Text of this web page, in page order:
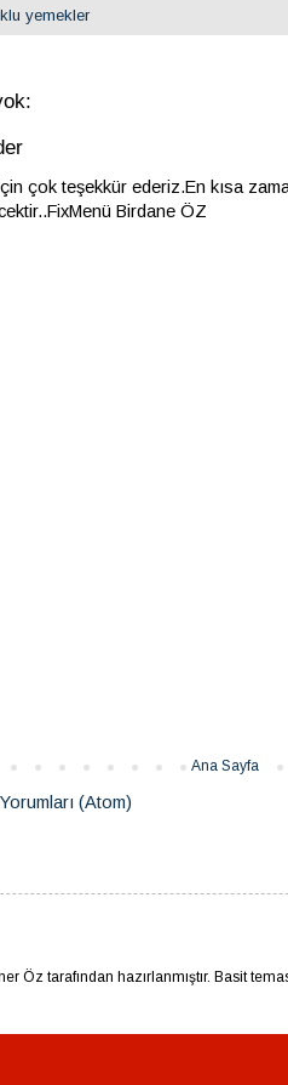
yemekler
çok teşekkür ederiz.En kısa
Birdane ÖZ
Ana Sayfa
(Atom)
Öz tarafından hazırlanmıştır. Basit